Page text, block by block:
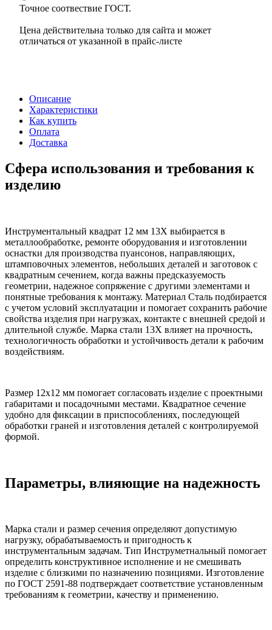
Точное соотвествие ГОСТ.
Цена действительна только для сайта и может
отличаться от указанной в прайс-листе
Описание
Характеристики
Как купить
Оплата
Доставка
Сфера использования и требования к
изделию
Инструментальный квадрат 12 мм 13Х выбирается в
металлообработке, ремонте оборудования и изготовлении
оснастки для производства пуансонов, направляющих,
штамповочных элементов, небольших деталей и заготовок с
квадратным сечением, когда важны предсказуемость
геометрии, надежное сопряжение с другими элементами и
понятные требования к монтажу. Материал Сталь подбирается
с учетом условий эксплуатации и помогает сохранить рабочие
свойства изделия при нагрузках, контакте с внешней средой и
длительной службе. Марка стали 13Х влияет на прочность,
технологичность обработки и устойчивость детали к рабочим
воздействиям.
Размер 12х12 мм помогает согласовать изделие с проектными
габаритами и посадочными местами. Квадратное сечение
удобно для фиксации в приспособлениях, последующей
обработки граней и изготовления деталей с контролируемой
формой.
Параметры, влияющие на надежность
Марка стали и размер сечения определяют допустимую
нагрузку, обрабатываемость и пригодность к
инструментальным задачам. Тип Инструметнальный помогает
определить конструктивное исполнение и не смешивать
изделие с близкими по назначению позициями. Изготовление
по ГОСТ 2591-88 подтверждает соответствие установленным
требованиям к геометрии, качеству и применению.